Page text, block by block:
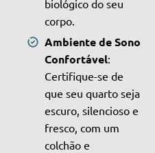
biológico do seu
corpo.
Ambiente de Sono
Confortável:
Certifique-se de
que seu quarto seja
escuro, silencioso e
fresco, com um
colchão e